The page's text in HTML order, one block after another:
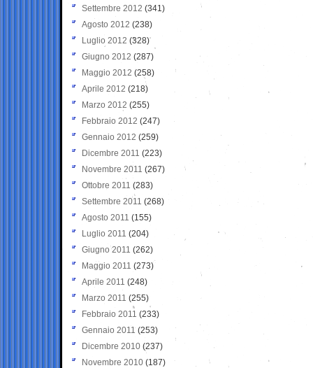
Settembre 2012 (341)
Agosto 2012 (238)
Luglio 2012 (328)
Giugno 2012 (287)
Maggio 2012 (258)
Aprile 2012 (218)
Marzo 2012 (255)
Febbraio 2012 (247)
Gennaio 2012 (259)
Dicembre 2011 (223)
Novembre 2011 (267)
Ottobre 2011 (283)
Settembre 2011 (268)
Agosto 2011 (155)
Luglio 2011 (204)
Giugno 2011 (262)
Maggio 2011 (273)
Aprile 2011 (248)
Marzo 2011 (255)
Febbraio 2011 (233)
Gennaio 2011 (253)
Dicembre 2010 (237)
Novembre 2010 (187)